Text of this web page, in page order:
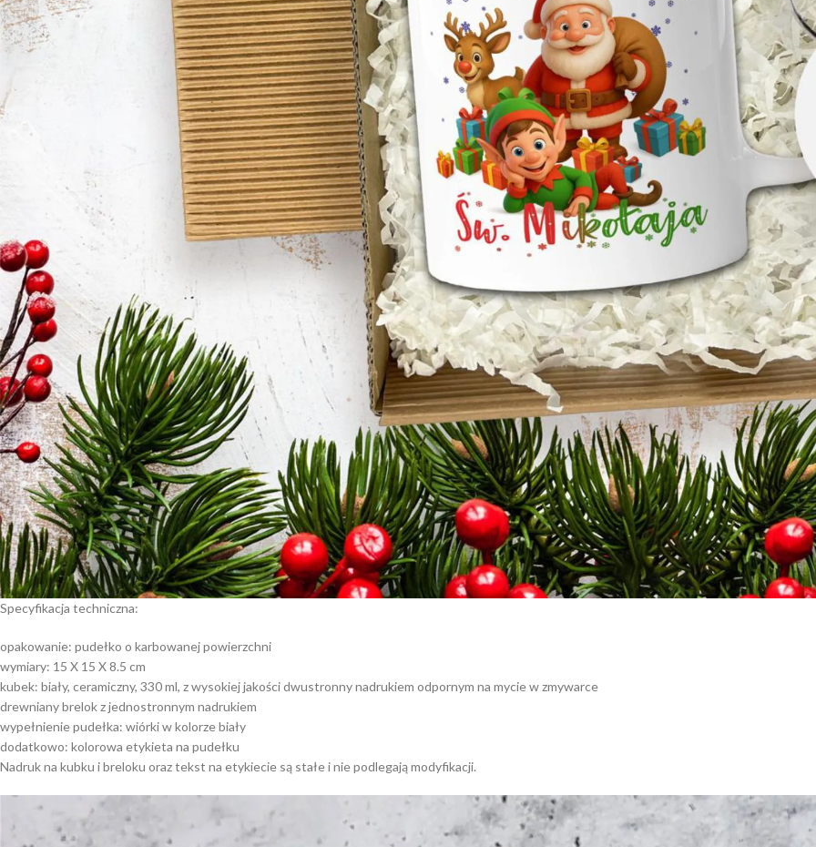
Specyfikacja techniczna:
opakowanie: pudełko o karbowanej powierzchni
wymiary: 15 X 15 X 8.5 cm
kubek: biały, ceramiczny, 330 ml, z wysokiej jakości dwustronny nadrukiem odpornym na mycie w zmywarce
drewniany brelok z jednostronnym nadrukiem
wypełnienie pudełka: wiórki w kolorze biały
dodatkowo: kolorowa etykieta na pudełku
Nadruk na kubku i breloku oraz tekst na etykiecie są stałe i nie podlegają modyfikacji.